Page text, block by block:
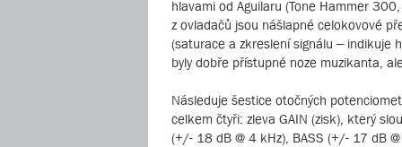
hlavami od Aguilaru (Tone Hammer
z ovladačů jsou nášlapné celokovové
(saturace a zkreslení signálu – indikuje
byly dobře přístupné noze muzikanta,
Následuje šestice otočných
celkem čtyři: zleva GAIN (zisk), který
(+/- 18 dB @ 4 kHz), BASS (+/- 17 dB